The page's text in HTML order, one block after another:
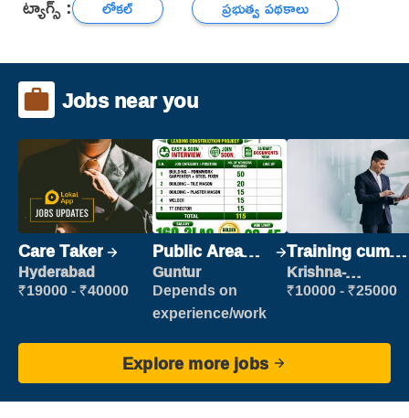
లోకల్ ప్రభుత్వ పథకాలు
Jobs near you
Care Taker
Hyderabad
₹19000 - ₹40000
Public Area
Cleaner
Guntur
Depends on
experience/work
Training cum
Placement
Krishna-
vijayawada
₹10000 - ₹25000
Explore more jobs